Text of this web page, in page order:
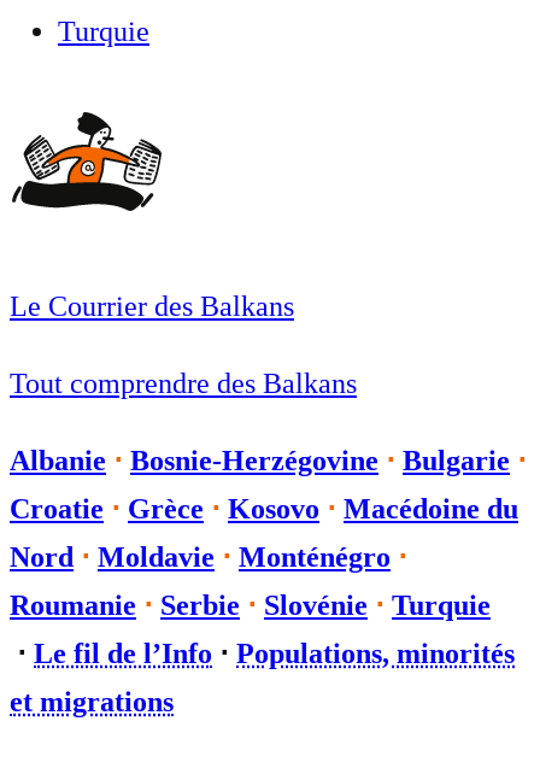
Turquie
Le Courrier des Balkans
Tout comprendre des Balkans
Albanie ⋅ Bosnie-Herzégovine ⋅ Bulgarie ⋅
Croatie ⋅ Grèce ⋅ Kosovo ⋅ Macédoine du
Nord ⋅ Moldavie ⋅ Monténégro ⋅
Roumanie ⋅ Serbie ⋅ Slovénie ⋅ Turquie
⋅ Le fil de l’Info ⋅ Populations, minorités
et migrations